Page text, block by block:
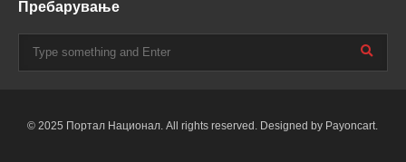
Пребарување
© 2025 Портал Национал. All rights reserved. Designed by Payoncart.